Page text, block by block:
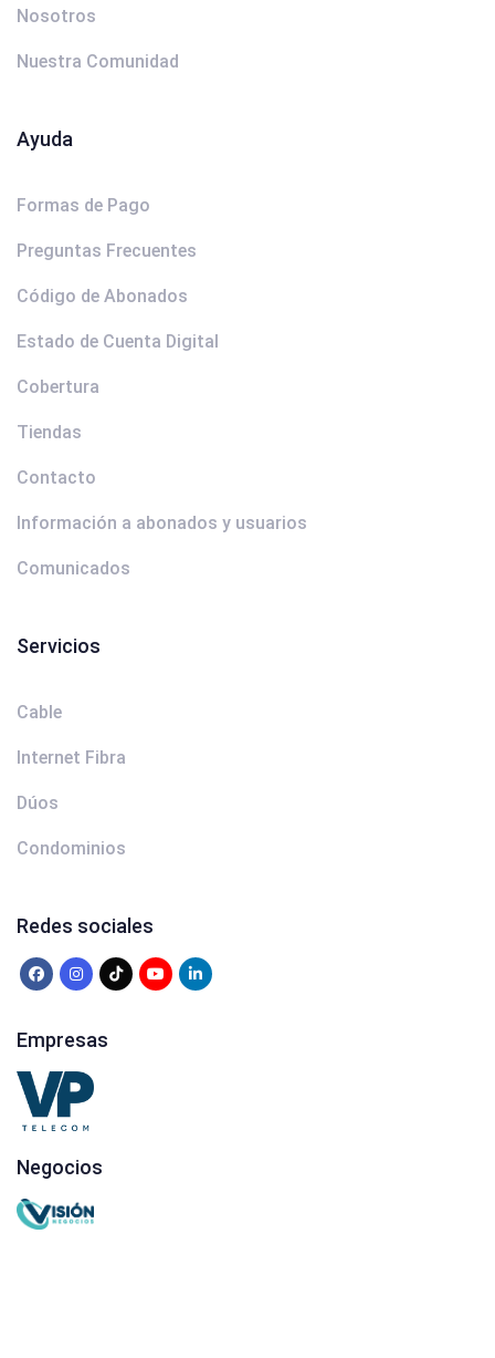
Nosotros
Nuestra Comunidad
Ayuda
Formas de Pago
Preguntas Frecuentes
Código de Abonados
Estado de Cuenta Digital
Cobertura
Tiendas
Contacto
Información a abonados y usuarios
Comunicados
Servicios
Cable
Internet Fibra
Dúos
Condominios
Redes sociales
Empresas
Negocios